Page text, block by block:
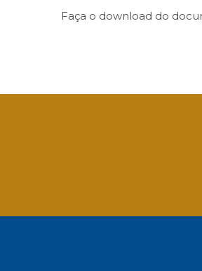
Faça o download do